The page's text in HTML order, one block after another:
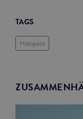
TAGS
Hotspots